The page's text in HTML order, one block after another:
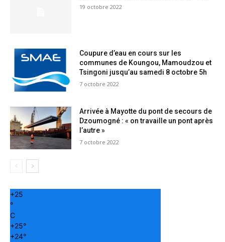
19 octobre 2022
Coupure d’eau en cours sur les
communes de Koungou, Mamoudzou et
Tsingoni jusqu’au samedi 8 octobre 5h
7 octobre 2022
Arrivée à Mayotte du pont de secours de
Dzoumogné : « on travaille un pont après
l’autre »
7 octobre 2022
+25
°
C
+25°
+24°